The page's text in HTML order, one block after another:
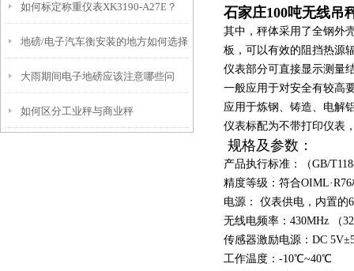
如何标定称重仪表XK3190-A27E？
地磅/电子汽车衡安装的地方如何选择
大雨期间电子地磅应该注意哪些问
题？
如何区分工业秤与商业秤
石家庄100吨无线吊
其中，秤体采用了全钢外
板，可以有效的阻挡热源
仪表部分可直接显示测量
一般应用于对安全有较高
应用于炼钢、铸造、电解
仪表标配为不带打印仪表
规格及参数：
产品执行标准：（GB/
精度等级：符合
电源： 仪表供电，内置的
无线电频率：430MHz （
传感器激励电源：DC
工作温度：-10℃~40℃